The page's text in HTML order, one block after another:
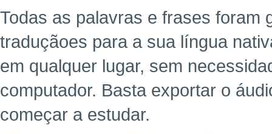
Todas as palavras e frases foram
traduçãoes para a sua língua
em qualquer lugar, sem
computador. Basta exportar o
começar a estudar.